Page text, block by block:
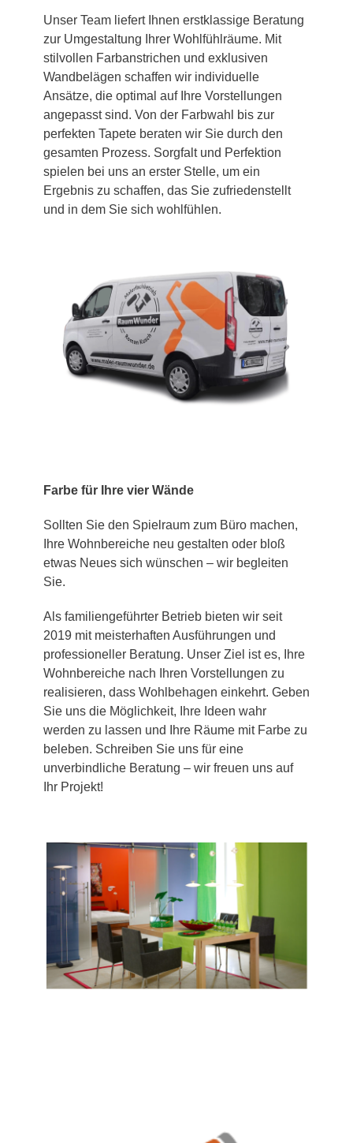
Unser Team liefert Ihnen erstklassige Beratung
zur Umgestaltung Ihrer Wohlfühlräume. Mit
stilvollen Farbanstrichen und exklusiven
Wandbelägen schaffen wir individuelle
Ansätze, die optimal auf Ihre Vorstellungen
angepasst sind. Von der Farbwahl bis zur
perfekten Tapete beraten wir Sie durch den
gesamten Prozess. Sorgfalt und Perfektion
spielen bei uns an erster Stelle, um ein
Ergebnis zu schaffen, das Sie zufriedenstellt
und in dem Sie sich wohlfühlen.
Farbe für Ihre vier Wände
Sollten Sie den Spielraum zum Büro machen,
Ihre Wohnbereiche neu gestalten oder bloß
etwas Neues sich wünschen – wir begleiten
Sie.
Als familiengeführter Betrieb bieten wir seit
2019 mit meisterhaften Ausführungen und
professioneller Beratung. Unser Ziel ist es, Ihre
Wohnbereiche nach Ihren Vorstellungen zu
realisieren, dass Wohlbehagen einkehrt. Geben
Sie uns die Möglichkeit, Ihre Ideen wahr
werden zu lassen und Ihre Räume mit Farbe zu
beleben. Schreiben Sie uns für eine
unverbindliche Beratung – wir freuen uns auf
Ihr Projekt!